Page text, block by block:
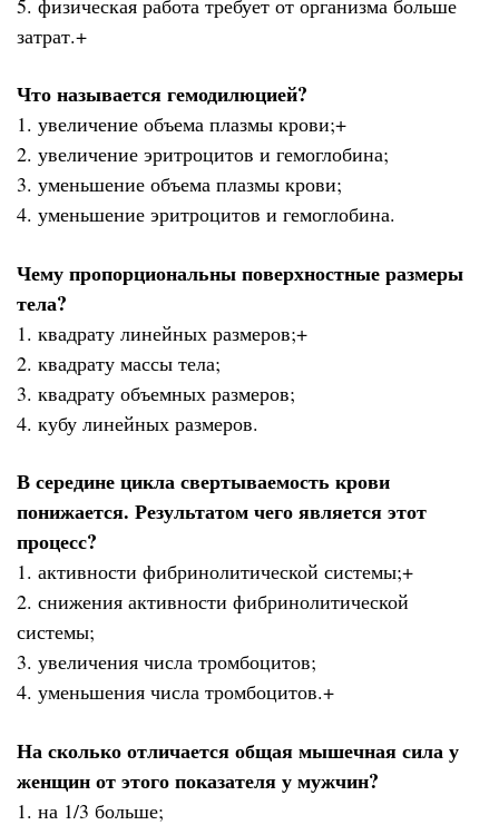
5. физическая работа требует от организма больше
затрат.+
Что называется гемодилюцией?
1. увеличение объема плазмы крови;+
2. увеличение эритроцитов и гемоглобина;
3. уменьшение объема плазмы крови;
4. уменьшение эритроцитов и гемоглобина.
Чему пропорциональны поверхностные размеры
тела?
1. квадрату линейных размеров;+
2. квадрату массы тела;
3. квадрату объемных размеров;
4. кубу линейных размеров.
В середине цикла свертываемость крови
понижается. Результатом чего является этот
процесс?
1. активности фибринолитической системы;+
2. снижения активности фибринолитической
системы;
3. увеличения числа тромбоцитов;
4. уменьшения числа тромбоцитов.+
На сколько отличается общая мышечная сила у
женщин от этого показателя у мужчин?
1. на 1/3 больше;